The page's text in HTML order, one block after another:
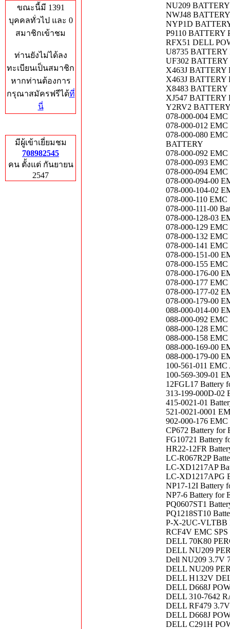
ขณะนี้มี 1391
บุคคลทั่วไป และ 0
สมาชิกเข้าชม
ท่านยังไม่ได้ลง
ทะเบียนเป็นสมาชิก
หากท่านต้องการ
กรุณาสมัครฟรีได้ที่
นี่
มีผู้เข้าเยี่ยมชม
708982545
คน ตั้งแต่ กันยายน
2547
NU209
NWJ48
NYP1D
P9110 BATTERY
RFX51 DELL
U8735 BATTERY
UF302 BATTERY
X463J BATTERY
X463J BATTERY
X8483 BATTERY
XJ547 BATTERY
Y2RV2
078-000-004
078-000-012
078-000-080
BATTERY
078-000-092
078-000-093
078-000-094
078-000-094-00
078-000-104-02
078-000-110
078-000-111-00
078-000-128-03
078-000-129
078-000-132
078-000-141
078-000-151-00
078-000-155
078-000-176-00
078-000-177
078-000-177-02
078-000-179-00
088-000-014-00
088-000-092
088-000-128
088-000-158
088-000-169-00
088-000-179-00
100-561-011
100-569-309-01
12FGL17 Battery
313-199-000D-02
415-0021-01
521-0021-0001
902-000-176
CP672 Battery for
FG10721 Battery
HR22-12FR
LC-R067R2P
LC-XD1217AP
LC-XD1217APG
NP17-12I Battery
NP7-6 Battery for
PQ0607ST1
PQ1218ST10
P-X-2UC-VLTBB
RCF4V EMC SPS
DELL 70K80
DELL NU209
Dell NU209 3.7V
DELL NU209
DELL H132V
DELL D668J
DELL 310-7642
DELL RF479
DELL D668J
DELL C291H